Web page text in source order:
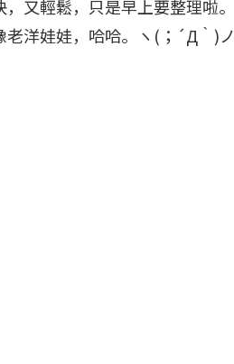
又輕鬆，只是早上要整理啦。
洋娃娃，哈哈。ヽ(；´Д｀)ノ